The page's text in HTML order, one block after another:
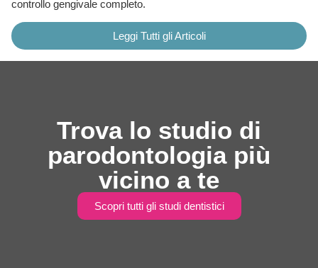
controllo gengivale completo.
Leggi Tutti gli Articoli
Trova lo studio di
parodontologia più
vicino a te
Scopri tutti gli studi dentistici